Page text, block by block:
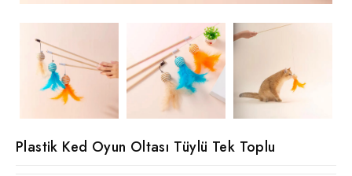
Plastik Ked Oyun Oltası Tüylü Tek Toplu